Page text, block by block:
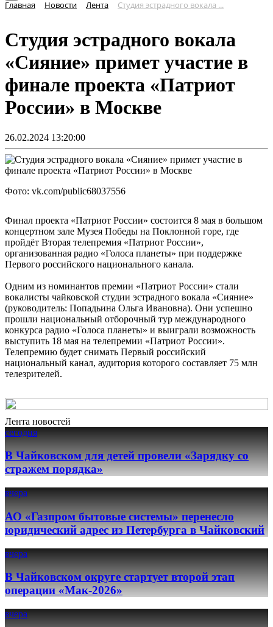
Главная Новости Лента Студия эстрадного вокала ...
Студия эстрадного вокала
«Сияние» примет участие в
финале проекта «Патриот
России» в Москве
26.02.2024 13:20:00
Фото: vk.com/public68037556
Финал проекта «Патриот России» состоится 8 мая в большом
концертном зале Музея Победы на Поклонной горе, где
пройдёт Вторая телепремия «Патриот России»,
организованная радио «Голоса планеты» при поддержке
Первого российского национального канала.
Одним из номинантов премии «Патриот России» стали
вокалисты чайковской студии эстрадного вокала «Сияние»
(руководитель: Попадьина Ольга Ивановна). Они успешно
прошли национальный отборочный тур международного
конкурса радио «Голоса планеты» и выиграли возможность
выступить 18 мая на телепремии «Патриот России».
Телепремию будет снимать Первый российский
национальный канал, аудитория которого составляет 75 млн
телезрителей.
Лента новостей
сегодня
В Чайковском для детей провели «Зарядку со
стражем порядка»
вчера
АО «Газпром бытовые системы» перенесло
юридический адрес из Петербурга в Чайковский
вчера
В Чайковском округе стартует второй этап
операции «Мак-2026»
вчера